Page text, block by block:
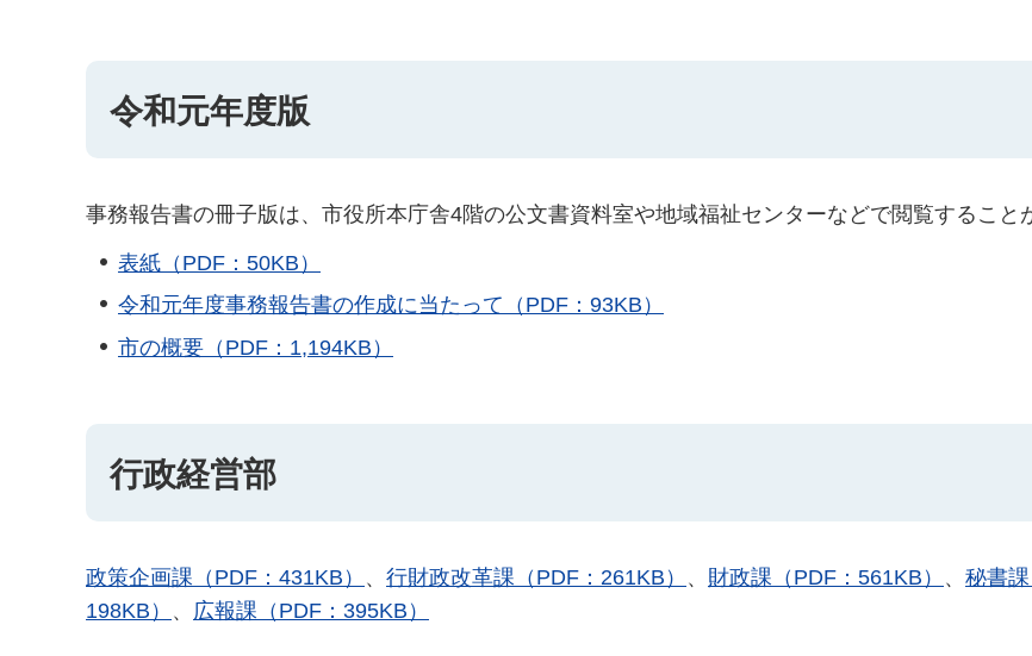
令和元年度版
事務報告書の冊子版は、市役所本庁舎4階の公文書資料室や地域福祉センターなどで閲覧すること
表紙（PDF：50KB）
令和元年度事務報告書の作成に当たって（PDF：93KB）
市の概要（PDF：1,194KB）
行政経営部
政策企画課（PDF：431KB） 、 行財政改革課（PDF：261KB） 、 財政課（PDF：561KB） 、 秘書課
198KB） 、 広報課（PDF：395KB）